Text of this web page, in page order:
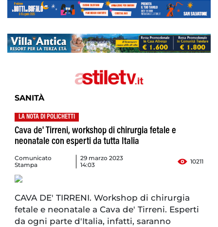
SANITÀ
LA NOTA DI POLICHETTI
Cava de' Tirreni, workshop di chirurgia fetale e
neonatale con esperti da tutta Italia
Comunicato
Stampa
29 marzo 2023
14:03
10211
CAVA DE' TIRRENI. Workshop di chirurgia
fetale e neonatale a Cava de' Tirreni. Esperti
da ogni parte d'Italia, infatti, saranno